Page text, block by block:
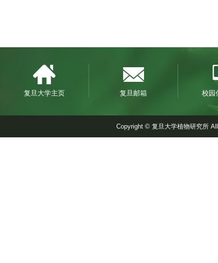
复旦大学主页 复旦邮箱 校园
Copyright © 复旦大学植物研究所